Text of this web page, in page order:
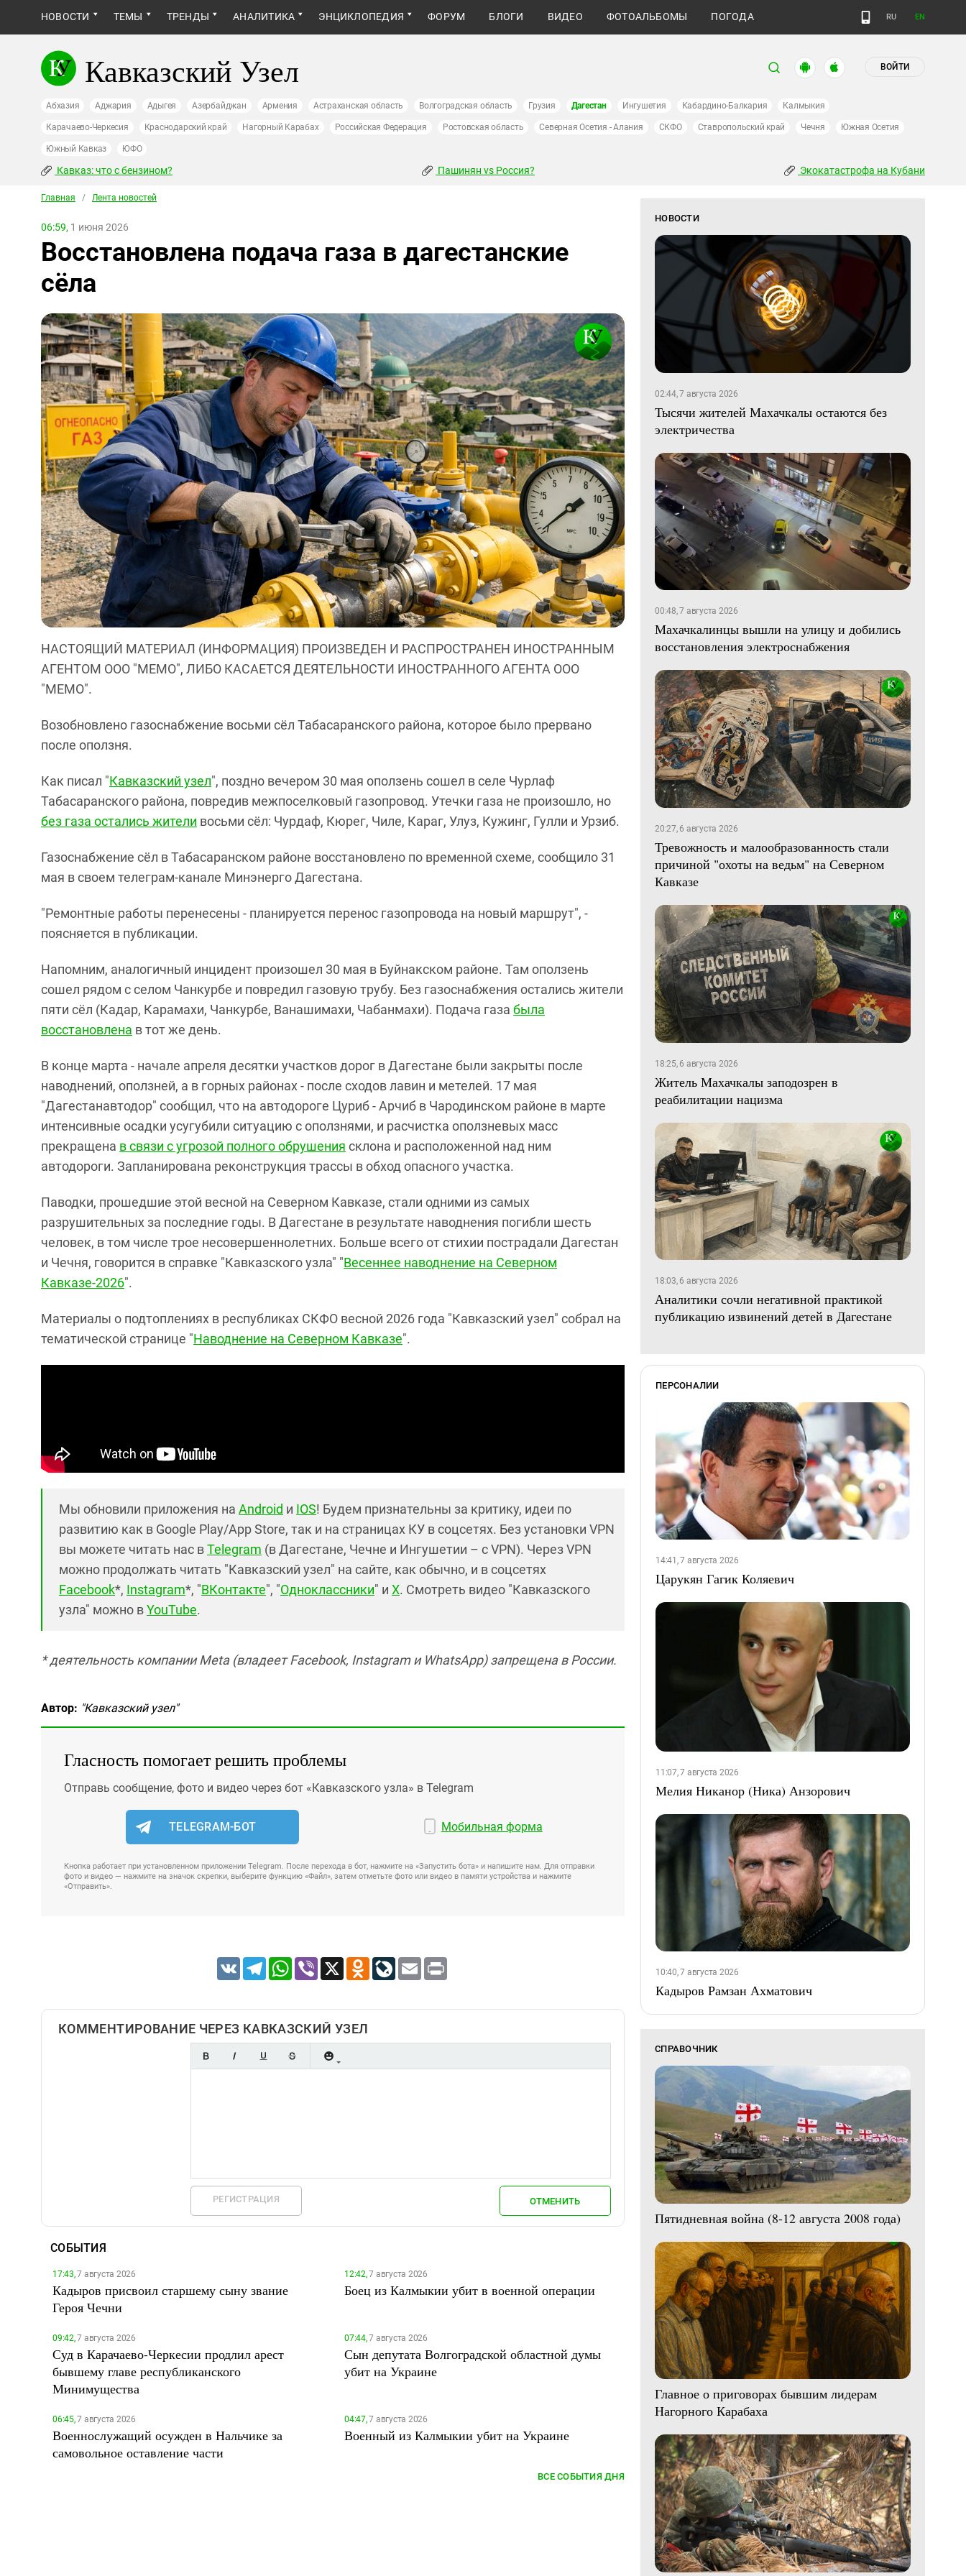
НОВОСТИ ТЕМЫ ТРЕНДЫ АНАЛИТИКА ЭНЦИКЛОПЕДИЯ ФОРУМ БЛОГИ ВИДЕО ФОТОАЛЬБОМЫ ПОГОДА RU EN
Кавказский Узел ВОЙТИ
Абхазия Аджария Адыгея Азербайджан Армения Астраханская область Волгоградская область Грузия Дагестан Ингушетия Кабардино-Балкария Калмыкия
Карачаево-Черкесия Краснодарский край Нагорный Карабах Российская Федерация Ростовская область Северная Осетия - Алания СКФО Ставропольский край Чечня Южная Осетия
Южный Кавказ ЮФО
Кавказ: что с бензином? Пашинян vs Россия? Экокатастрофа на Кубани
Главная / Лента новостей
06:59, 1 июня 2026
Восстановлена подача газа в дагестанские
сёла
НАСТОЯЩИЙ МАТЕРИАЛ (ИНФОРМАЦИЯ) ПРОИЗВЕДЕН И РАСПРОСТРАНЕН ИНОСТРАННЫМ
АГЕНТОМ ООО "МЕМО", ЛИБО КАСАЕТСЯ ДЕЯТЕЛЬНОСТИ ИНОСТРАННОГО АГЕНТА ООО
"МЕМО".
Возобновлено газоснабжение восьми сёл Табасаранского района, которое было прервано
после оползня.
Как писал "Кавказский узел", поздно вечером 30 мая оползень сошел в селе Чурлаф
Табасаранского района, повредив межпоселковый газопровод. Утечки газа не произошло, но
без газа остались жители восьми сёл: Чурдаф, Кюрег, Чиле, Караг, Улуз, Кужинг, Гулли и Урзиб.
Газоснабжение сёл в Табасаранском районе восстановлено по временной схеме, сообщило 31
мая в своем телеграм-канале Минэнерго Дагестана.
"Ремонтные работы перенесены - планируется перенос газопровода на новый маршрут", -
поясняется в публикации.
Напомним, аналогичный инцидент произошел 30 мая в Буйнакском районе. Там оползень
сошел рядом с селом Чанкурбе и повредил газовую трубу. Без газоснабжения остались жители
пяти сёл (Кадар, Карамахи, Чанкурбе, Ванашимахи, Чабанмахи). Подача газа была
восстановлена в тот же день.
В конце марта - начале апреля десятки участков дорог в Дагестане были закрыты после
наводнений, оползней, а в горных районах - после сходов лавин и метелей. 17 мая
"Дагестанавтодор" сообщил, что на автодороге Цуриб - Арчиб в Чародинском районе в марте
интенсивные осадки усугубили ситуацию с оползнями, и расчистка оползневых масс
прекращена в связи с угрозой полного обрушения склона и расположенной над ним
автодороги. Запланирована реконструкция трассы в обход опасного участка.
Паводки, прошедшие этой весной на Северном Кавказе, стали одними из самых
разрушительных за последние годы. В Дагестане в результате наводнения погибли шесть
человек, в том числе трое несовершеннолетних. Больше всего от стихии пострадали Дагестан
и Чечня, говорится в справке "Кавказского узла" "Весеннее наводнение на Северном
Кавказе-2026".
Материалы о подтоплениях в республиках СКФО весной 2026 года "Кавказский узел" собрал на
тематической странице "Наводнение на Северном Кавказе".
Мы обновили приложения на Android и IOS! Будем признательны за критику, идеи по
развитию как в Google Play/App Store, так и на страницах КУ в соцсетях. Без установки VPN
вы можете читать нас вTelegram (в Дагестане, Чечне и Ингушетии – с VPN). Через VPN
можно продолжать читать "Кавказский узел" на сайте, как обычно, и в соцсетях
Facebook*, Instagram*, "ВКонтакте", "Одноклассники" и X. Смотреть видео "Кавказского
узла" можно вYouTube.
* деятельность компании Meta (владеет Facebook, Instagram и WhatsApp) запрещена в России.
Автор: "Кавказский узел"
Гласность помогает решить проблемы
Отправь сообщение, фото и видео через бот «Кавказского узла» в Telegram
TELEGRAM-БОТ Мобильная форма
Кнопка работает при установленном приложении Telegram. После перехода в бот, нажмите на «Запустить бота» и напишите нам. Для отправки
фото и видео — нажмите на значок скрепки, выберите функцию «Файл», затем отметьте фото или видео в памяти устройства и нажмите
«Отправить».
VK TelegramWhatsApp
Viber X Odnoklassniki
LiveJournal
Email
КОММЕНТИРОВАНИЕ ЧЕРЕЗ КАВКАЗСКИЙ УЗЕЛ
РЕГИСТРАЦИЯ ОТМЕНИТЬ
СОБЫТИЯ
17:43,7 августа 2026
Кадыров присвоил старшему сыну звание
Героя Чечни
12:42,7 августа 2026
Боец из Калмыкии убит в военной операции
09:42,7 августа 2026
Суд в Карачаево-Черкесии продлил арест
бывшему главе республиканского
Минимущества
07:44,7 августа 2026
Сын депутата Волгоградской областной думы
убит на Украине
06:45,7 августа 2026
Военнослужащий осужден в Нальчике за
самовольное оставление части
04:47,7 августа 2026
Военный из Калмыкии убит на Украине
ВСЕ СОБЫТИЯ ДНЯ
НОВОСТИ
02:44, 7 августа 2026
Тысячи жителей Махачкалы остаются без
электричества
00:48, 7 августа 2026
Махачкалинцы вышли на улицу и добились
восстановления электроснабжения
20:27, 6 августа 2026
Тревожность и малообразованность стали
причиной "охоты на ведьм" на Северном
Кавказе
18:25, 6 августа 2026
Житель Махачкалы заподозрен в
реабилитации нацизма
18:03, 6 августа 2026
Аналитики сочли негативной практикой
публикацию извинений детей в Дагестане
ПЕРСОНАЛИИ
14:41, 7 августа 2026
Царукян Гагик Коляевич
11:07, 7 августа 2026
Мелия Никанор (Ника) Анзорович
10:40, 7 августа 2026
Кадыров Рамзан Ахматович
СПРАВОЧНИК
Пятидневная война (8-12 августа 2008 года)
Главное о приговорах бывшим лидерам
Нагорного Карабаха